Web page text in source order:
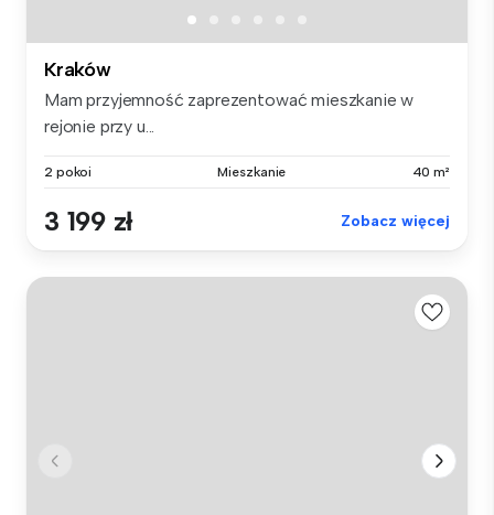
Kraków
Mam przyjemność zaprezentować mieszkanie w
rejonie przy u...
2 pokoi Mieszkanie 40 m²
3 199 zł Zobacz więcej